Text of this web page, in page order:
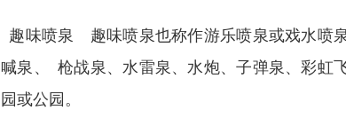
趣味喷泉 趣味喷泉也称作游乐喷泉或戏水喷
喊泉、 枪战泉、水雷泉、水炮、子弹泉、彩虹
园或公园。